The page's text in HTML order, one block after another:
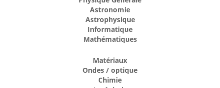
Astronomie
Astrophysique
Informatique
Mathématiques
Matériaux
Ondes / optique
Chimie